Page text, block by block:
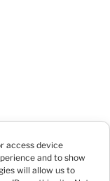
access device
and to show
will allow us to